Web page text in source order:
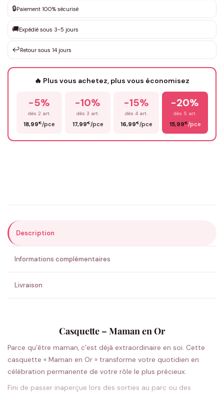
Que souhaitez-vous ?*
Votre texte / idée*
Prénom*
ENVOYER MA DEMANDE ✨
💚 Retour sous 24-48h🇫🇷 Flocage en France✅ Validation avant fabrication
🔒Paiement 100% sécurisé
🚚Expédié sous 3-5 jours
↩️Retour sous 14 jours
🔥 Plus vous achetez, plus vous économisez
-5%
dès 2 art.
18,99€/pce
-10%
dès 3 art.
17,99€/pce
-15%
dès 4 art.
16,99€/pce
-20%
dès 5 art.
15,99€/pce
Description
Informations complémentaires
Livraison
Casquette – Maman en Or
Parce qu’être maman, c’est déjà extraordinaire en soi. Cette
casquette « Maman en Or » transforme votre quotidien en
célébration permanente de votre rôle le plus précieux.
Fini de passer inaperçue lors des sorties au parc ou des